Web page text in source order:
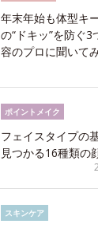
年末年始も体型キ
の“ドキッ”を防ぐ
容のプロに聞いて
ポイントメイク
フェイスタイプの
見つかる16種類の
スキンケア